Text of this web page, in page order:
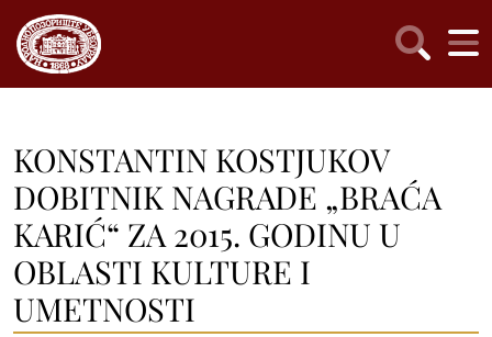
KONSTANTIN KOSTJUKOV
DOBITNIK NAGRADE „BRAĆA
KARIĆ“ ZA 2015. GODINU U
OBLASTI KULTURE I
UMETNOSTI